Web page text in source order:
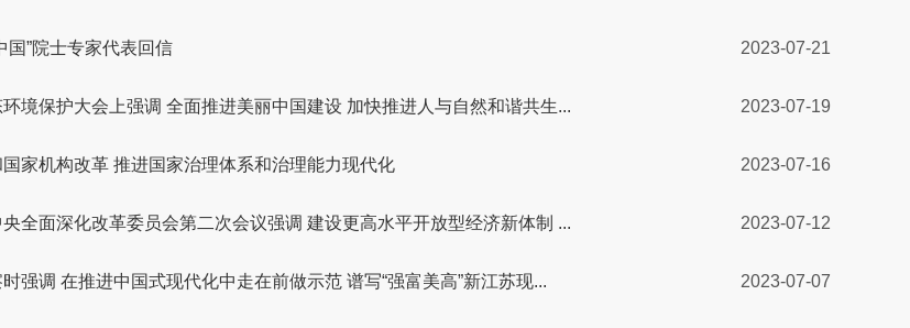
2023-07-21
国”院士专家代表回信
2023-07-19
境保护大会上强调 全面推进美丽中国建设 加快推进人与自然和谐共生...
2023-07-16
家机构改革 推进国家治理体系和治理能力现代化
2023-07-12
全面深化改革委员会第二次会议强调 建设更高水平开放型经济新体制 ...
2023-07-07
强调 在推进中国式现代化中走在前做示范 谱写“强富美高”新江苏现...